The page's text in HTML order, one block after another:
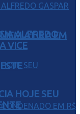
ATIRA EM
ALFREDO
VICE
HOJE SEU